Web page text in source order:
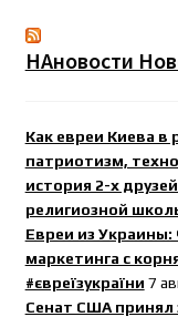
НАновости
Как евреи Киева
патриотизм,
история 2-х
религиозной
Евреи из
маркетинга с
#євреїзукраїни 7
Сенат США принял